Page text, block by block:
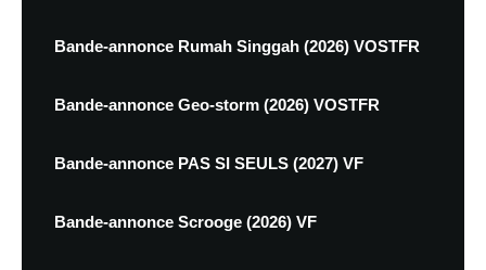
Bande-annonce Rumah Singgah (2026) VOSTFR
Bande-annonce Geo-storm (2026) VOSTFR
Bande-annonce PAS SI SEULS (2027) VF
Bande-annonce Scrooge (2026) VF